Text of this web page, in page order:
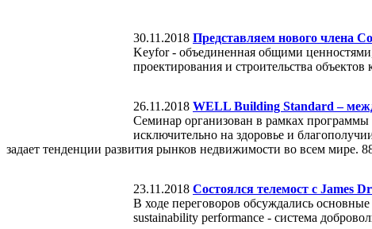
30.11.2018 Представляем нового члена
Keyfor - объединенная общими
проектирования и строительства
26.11.2018 WELL Building Standard –
Семинар организован в рамках
исключительно на здоровье и
задает тенденции развития рынков недвижимости во всем
23.11.2018 Состоялся телемост с James
В ходе переговоров обсуждались
sustainability performance - система